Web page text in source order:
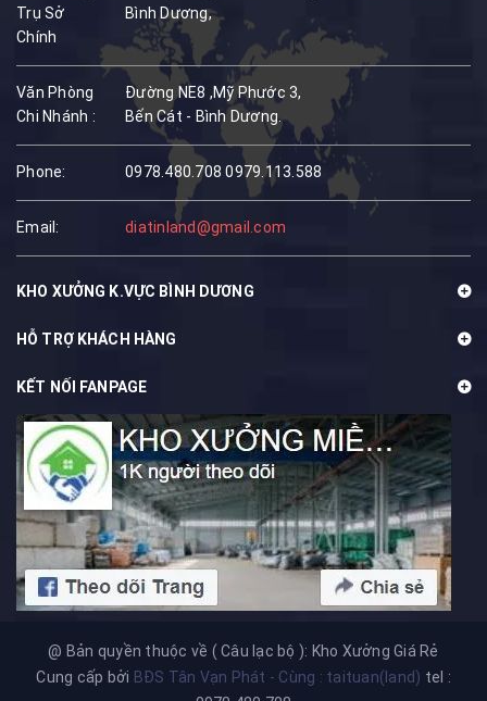
Trụ Sở
Chính
Bình Dương,
Văn Phòng
Chi Nhánh :
Đường NE8 ,Mỹ Phước 3,
Bến Cát - Bình Dương.
Phone: 0978.480.7080979.113.588
Email: diatinland@gmail.com
KHO XƯỞNG K.VỰC BÌNH DƯƠNG
HỖ TRỢ KHÁCH HÀNG
KẾT NỐI FANPAGE
@ Bản quyền thuộc về ( Câu lạc bộ ): Kho Xưởng Giá Rẻ
Cung cấp bởi BĐS Tân Vạn Phát - Cùng : taituan(land) tel :